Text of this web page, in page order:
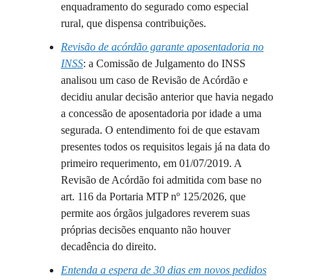
enquadramento do segurado como especial
rural, que dispensa contribuições.
Revisão de acórdão garante aposentadoria no
INSS: a Comissão de Julgamento do INSS
analisou um caso de Revisão de Acórdão e
decidiu anular decisão anterior que havia negado
a concessão de aposentadoria por idade a uma
segurada. O entendimento foi de que estavam
presentes todos os requisitos legais já na data do
primeiro requerimento, em 01/07/2019. A
Revisão de Acórdão foi admitida com base no
art. 116 da Portaria MTP nº 125/2026, que
permite aos órgãos julgadores reverem suas
próprias decisões enquanto não houver
decadência do direito.
Entenda a espera de 30 dias em novos pedidos